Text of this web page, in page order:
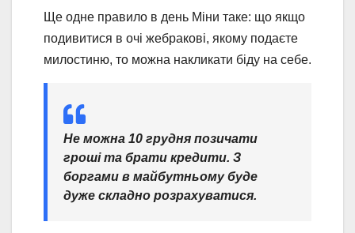
Ще одне правило в день Міни таке: що якщо
подивитися в очі жебракові, якому подаєте
милостиню, то можна накликати біду на себе.
Не можна 10 грудня позичати
гроші та брати кредити. З
боргами в майбутньому буде
дуже складно розрахуватися.